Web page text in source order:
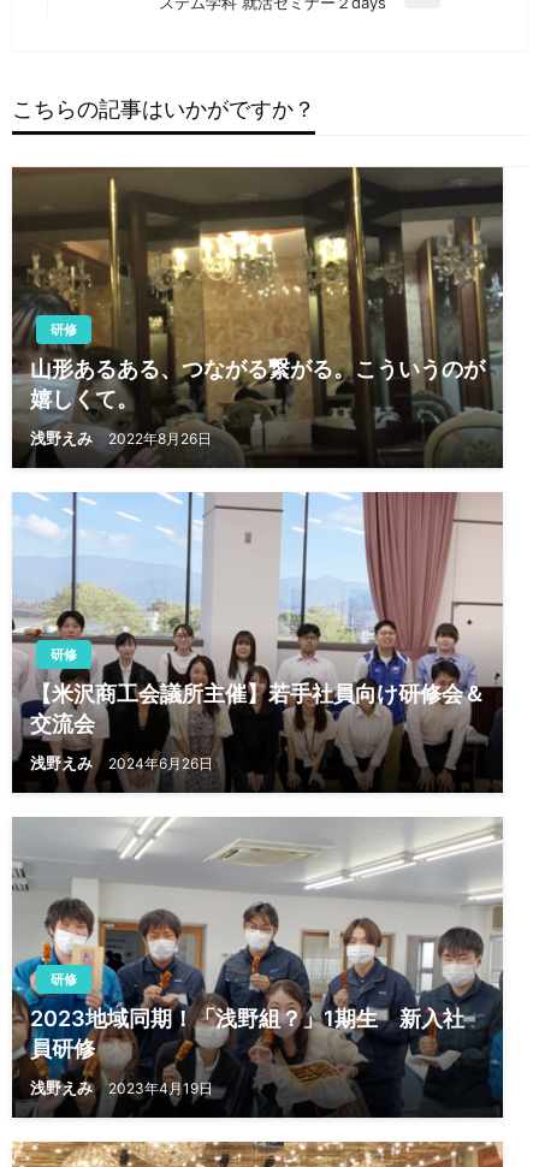
ー
シ
ョ
こちらの記事はいかがですか？
研修
山形あるある、つながる繋がる。こういうのが
嬉しくて。
浅野えみ 2022年8月26日
研修
【米沢商工会議所主催】若手社員向け研修会＆
交流会
浅野えみ 2024年6月26日
研修
2023地域同期！「浅野組？」1期生 新入社
員研修
浅野えみ 2023年4月19日